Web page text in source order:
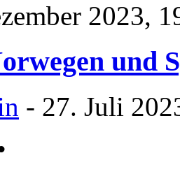
2023,
und
- 27. Juli